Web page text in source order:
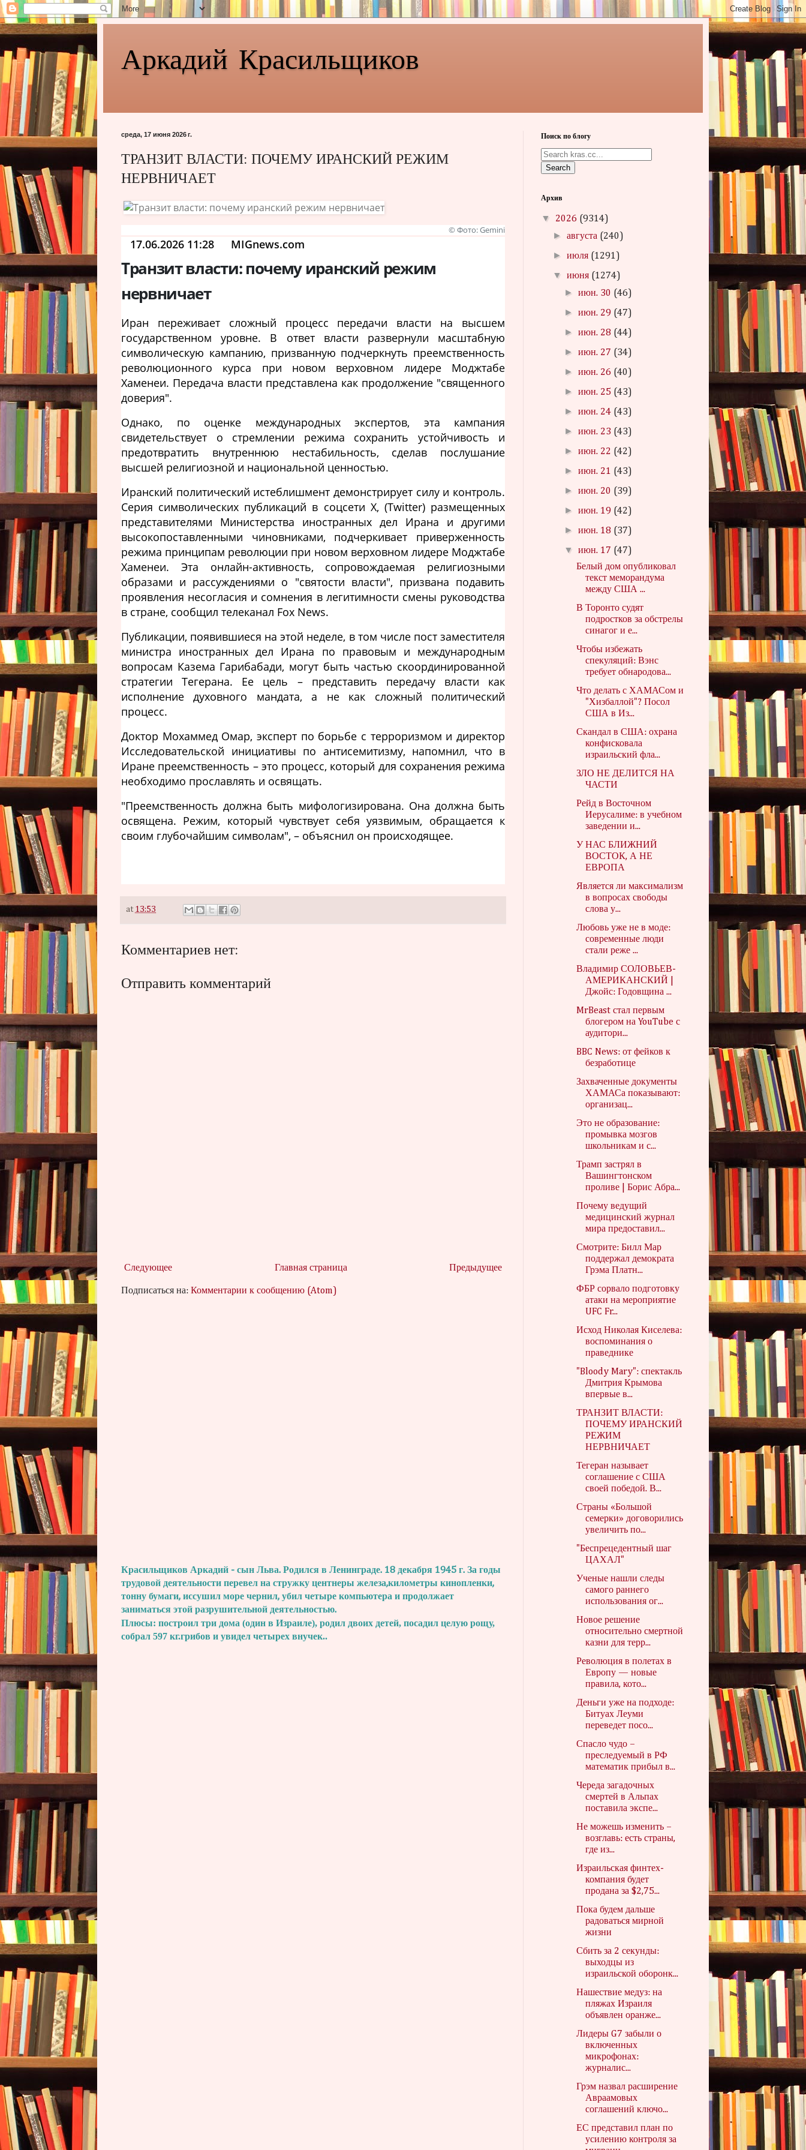
Аркадий Красильщиков
среда, 17 июня 2026 г.
ТРАНЗИТ ВЛАСТИ: ПОЧЕМУ ИРАНСКИЙ РЕЖИМ
НЕРВНИЧАЕТ
© Фото: Gemini
17.06.2026 11:28 MIGnews.com
Транзит власти: почему иранский режим
нервничает
Иран переживает сложный процесс передачи власти на высшем
государственном уровне. В ответ власти развернули масштабную
символическую кампанию, призванную подчеркнуть преемственность
революционного курса при новом верховном лидере Моджтабе
Хаменеи. Передача власти представлена как продолжение "священного
доверия".
Однако, по оценке международных экспертов, эта кампания
свидетельствует о стремлении режима сохранить устойчивость и
предотвратить внутреннюю нестабильность, сделав послушание
высшей религиозной и национальной ценностью.
Иранский политический истеблишмент демонстрирует силу и контроль.
Серия символических публикаций в соцсети X, (Twitter) размещенных
представителями Министерства иностранных дел Ирана и другими
высокопоставленными чиновниками, подчеркивает приверженность
режима принципам революции при новом верховном лидере Моджтабе
Хаменеи. Эта онлайн-активность, сопровождаемая религиозными
образами и рассуждениями о "святости власти", призвана подавить
проявления несогласия и сомнения в легитимности смены руководства
в стране, сообщил телеканал Fox News.
Публикации, появившиеся на этой неделе, в том числе пост заместителя
министра иностранных дел Ирана по правовым и международным
вопросам Казема Гарибабади, могут быть частью скоординированной
стратегии Тегерана. Ее цель – представить передачу власти как
исполнение духовного мандата, а не как сложный политический
процесс.
Доктор Мохаммед Омар, эксперт по борьбе с терроризмом и директор
Исследовательской инициативы по антисемитизму, напомнил, что в
Иране преемственность – это процесс, который для сохранения режима
необходимо прославлять и освящать.
"Преемственность должна быть мифологизирована. Она должна быть
освящена. Режим, который чувствует себя уязвимым, обращается к
своим глубочайшим символам", – объяснил он происходящее.
at 13:53
Комментариев нет:
Отправить комментарий
Следующее Предыдущее
Главная страница
Подписаться на: Комментарии к сообщению (Atom)
Красильщиков Аркадий - сын Льва. Родился в Ленинграде. 18 декабря 1945 г. За годы
трудовой деятельности перевел на стружку центнеры железа,километры кинопленки,
тонну бумаги, иссушил море чернил, убил четыре компьютера и продолжает
заниматься этой разрушительной деятельностью.
Плюсы: построил три дома (один в Израиле), родил двоих детей, посадил целую рощу,
собрал 597 кг.грибов и увидел четырех внучек..
Поиск по блогу
Search
Архив
▼ 2026 (9314)
►августа (240)
►июля (1291)
▼июня (1274)
►июн. 30 (46)
►июн. 29 (47)
►июн. 28 (44)
►июн. 27 (34)
►июн. 26 (40)
►июн. 25 (43)
►июн. 24 (43)
►июн. 23 (43)
►июн. 22 (42)
►июн. 21 (43)
►июн. 20 (39)
►июн. 19 (42)
►июн. 18 (37)
▼июн. 17 (47)
Белый дом опубликовал
текст меморандума
между США ...
В Торонто судят
подростков за обстрелы
синагог и е...
Чтобы избежать
спекуляций: Вэнс
требует обнародова...
Что делать с ХАМАСом и
"Хизбаллой"? Посол
США в Из...
Скандал в США: охрана
конфисковала
израильский фла...
ЗЛО НЕ ДЕЛИТСЯ НА
ЧАСТИ
Рейд в Восточном
Иерусалиме: в учебном
заведении и...
У НАС БЛИЖНИЙ
ВОСТОК, А НЕ
ЕВРОПА
Является ли максимализм
в вопросах свободы
слова у...
Любовь уже не в моде:
современные люди
стали реже ...
Владимир СОЛОВЬЕВ-
АМЕРИКАНСКИЙ |
Джойс: Годовщина ...
MrBeast стал первым
блогером на YouTube с
аудитори...
BBC News: от фейков к
безработице
Захваченные документы
ХАМАСа показывают:
организац...
Это не образование:
промывка мозгов
школьникам и с...
Трамп застрял в
Вашингтонском
проливе | Борис Абра...
Почему ведущий
медицинский журнал
мира предоставил...
Смотрите: Билл Мар
поддержал демократа
Грэма Платн...
ФБР сорвало подготовку
атаки на мероприятие
UFC Fr...
Исход Николая Киселева:
воспоминания о
праведнике
"Bloody Mary": спектакль
Дмитрия Крымова
впервые в...
ТРАНЗИТ ВЛАСТИ:
ПОЧЕМУ ИРАНСКИЙ
РЕЖИМ
НЕРВНИЧАЕТ
Тегеран называет
соглашение с США
своей победой. В...
Страны «Большой
семерки» договорились
увеличить по...
"Беспрецедентный шаг
ЦАХАЛ"
Ученые нашли следы
самого раннего
использования ог...
Новое решение
относительно смертной
казни для терр...
Революция в полетах в
Европу — новые
правила, кото...
Деньги уже на подходе:
Битуах Леуми
переведет посо...
Спасло чудо –
преследуемый в РФ
математик прибыл в...
Череда загадочных
смертей в Альпах
поставила экспе...
Не можешь изменить –
возглавь: есть страны,
где из...
Израильская финтех-
компания будет
продана за $2,75...
Пока будем дальше
радоваться мирной
жизни
Сбить за 2 секунды:
выходцы из
израильской оборонк...
Нашествие медуз: на
пляжах Израиля
объявлен оранже...
Лидеры G7 забыли о
включенных
микрофонах:
журналис...
Грэм назвал расширение
Авраамовых
соглашений ключо...
ЕС представил план по
усилению контроля за